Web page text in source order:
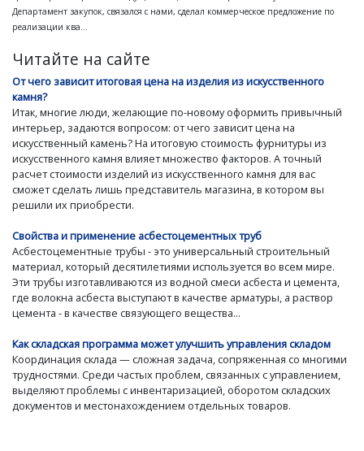
Департамент закупок, связался с нами, сделал коммерческое предложение по
реализации ква...
Читайте на сайте
От чего зависит итоговая цена на изделия из искусственного
камня?
Итак, многие люди, желающие по-новому оформить привычный
интерьер, задаются вопросом: от чего зависит цена на
искусственный камень? На итоговую стоимость фурнитуры из
искусственного камня влияет множество факторов. А точный
расчет стоимости изделий из искусственного камня для вас
сможет сделать лишь представитель магазина, в котором вы
решили их приобрести.
Свойства и применение асбестоцементных труб
Асбестоцементные трубы - это универсальный строительный
материал, который десятилетиями используется во всем мире.
Эти трубы изготавливаются из водной смеси асбеста и цемента,
где волокна асбеста выступают в качестве арматуры, а раствор
цемента - в качестве связующего вещества...
Как складская программа может улучшить управления складом
Координация склада — сложная задача, сопряженная со многими
трудностями. Среди частых проблем, связанных с управлением,
выделяют проблемы с инвентаризацией, оборотом складских
документов и местонахождением отдельных товаров.